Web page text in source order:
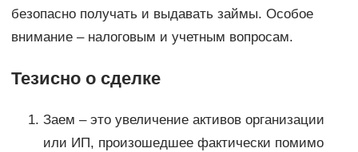
безопасно получать и выдавать займы. Особое
внимание – налоговым и учетным вопросам.
Тезисно о сделке
Заем – это увеличение активов организации
или ИП, произошедшее фактически помимо